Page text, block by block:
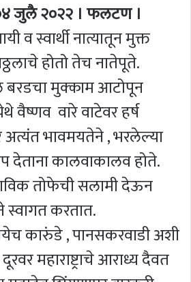
जुलै २०२२ । फलटण ।
व स्वार्थी नात्यातून मुक्त
होतो तेच नातेपूते.
बरडचा मुक्काम आटोपून
वैष्णव वारे वाटेवर हर्ष
अत्यंत भावमयतेने , भरलेल्या
देताना कालवाकालव होते.
तोफेची सलामी देऊन
करतात.
कारुंडे , पानसकरवाडी अशी
महाराष्ट्राचे आराध्य दैवत